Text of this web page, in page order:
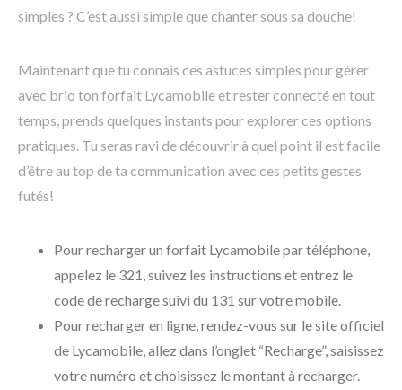
simples ? C’est aussi simple que chanter sous sa douche!
Maintenant que tu connais ces astuces simples pour gérer
avec brio ton forfait Lycamobile et rester connecté en tout
temps, prends quelques instants pour explorer ces options
pratiques. Tu seras ravi de découvrir à quel point il est facile
d’être au top de ta communication avec ces petits gestes
futés!
Pour recharger un forfait Lycamobile par téléphone,
appelez le 321, suivez les instructions et entrez le
code de recharge suivi du 131 sur votre mobile.
Pour recharger en ligne, rendez-vous sur le site officiel
de Lycamobile, allez dans l’onglet “Recharge”, saisissez
votre numéro et choisissez le montant à recharger.